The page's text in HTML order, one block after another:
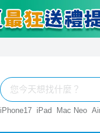
iPhone17 iPad Mac Neo